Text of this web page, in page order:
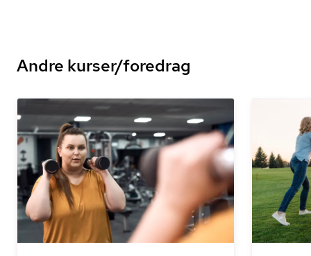
Andre kurser/foredrag